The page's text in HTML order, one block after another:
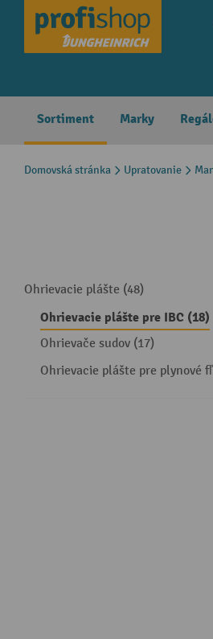
Skip to main navigation
Sortiment Marky
Domovská stránka Upratovanie
Ohrievacie plášte (48)
Ohrievacie plášte pre IBC (18)
Ohrievače sudov (17)
Ohrievacie plášte pre plynové